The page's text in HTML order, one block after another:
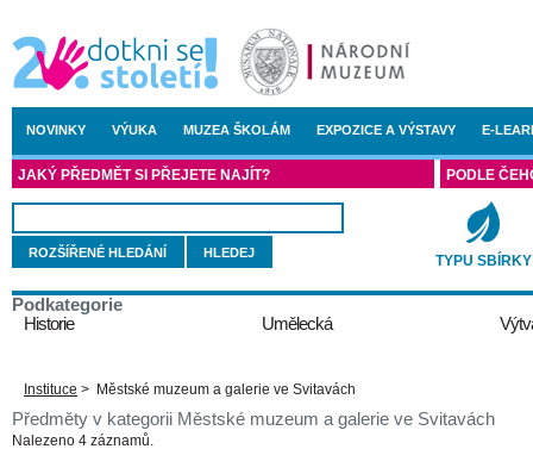
NOVINKY VÝUKA MUZEA ŠKOLÁM EXPOZICE A VÝSTAVY E-
JAKÝ PŘEDMĚT SI PŘEJETE NAJÍT?
ROZŠÍŘENÉ HLEDÁNÍ
PODLE
TYPU SBÍRKY
Podkategorie
Historie
Umělecká
Instituce > Městské muzeum a galerie ve Svitavách
Předměty v kategorii Městské muzeum a galerie ve Svitavách
Nalezeno 4 záznamů.